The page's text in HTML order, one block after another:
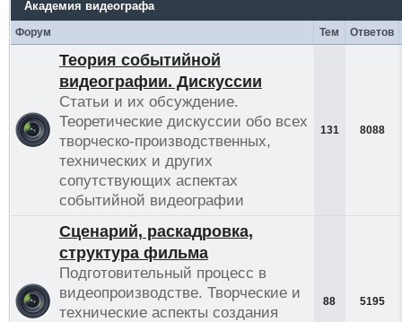
Академия видеографа
Форум Тем Ответов
Теория событийной
видеографии. Дискуссии
Статьи и их обсуждение.
Теоретические дискуссии обо всех
творческо-производственных,
технических и других
сопутствующих аспектах
событийной видеографии
131 8088
Сценарий, раскадровка,
структура фильма
Подготовительный процесс в
видеопроизводстве. Творческие и
технические аспекты создания
88 5195